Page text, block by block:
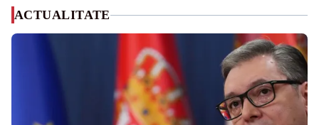
ACTUALITATE